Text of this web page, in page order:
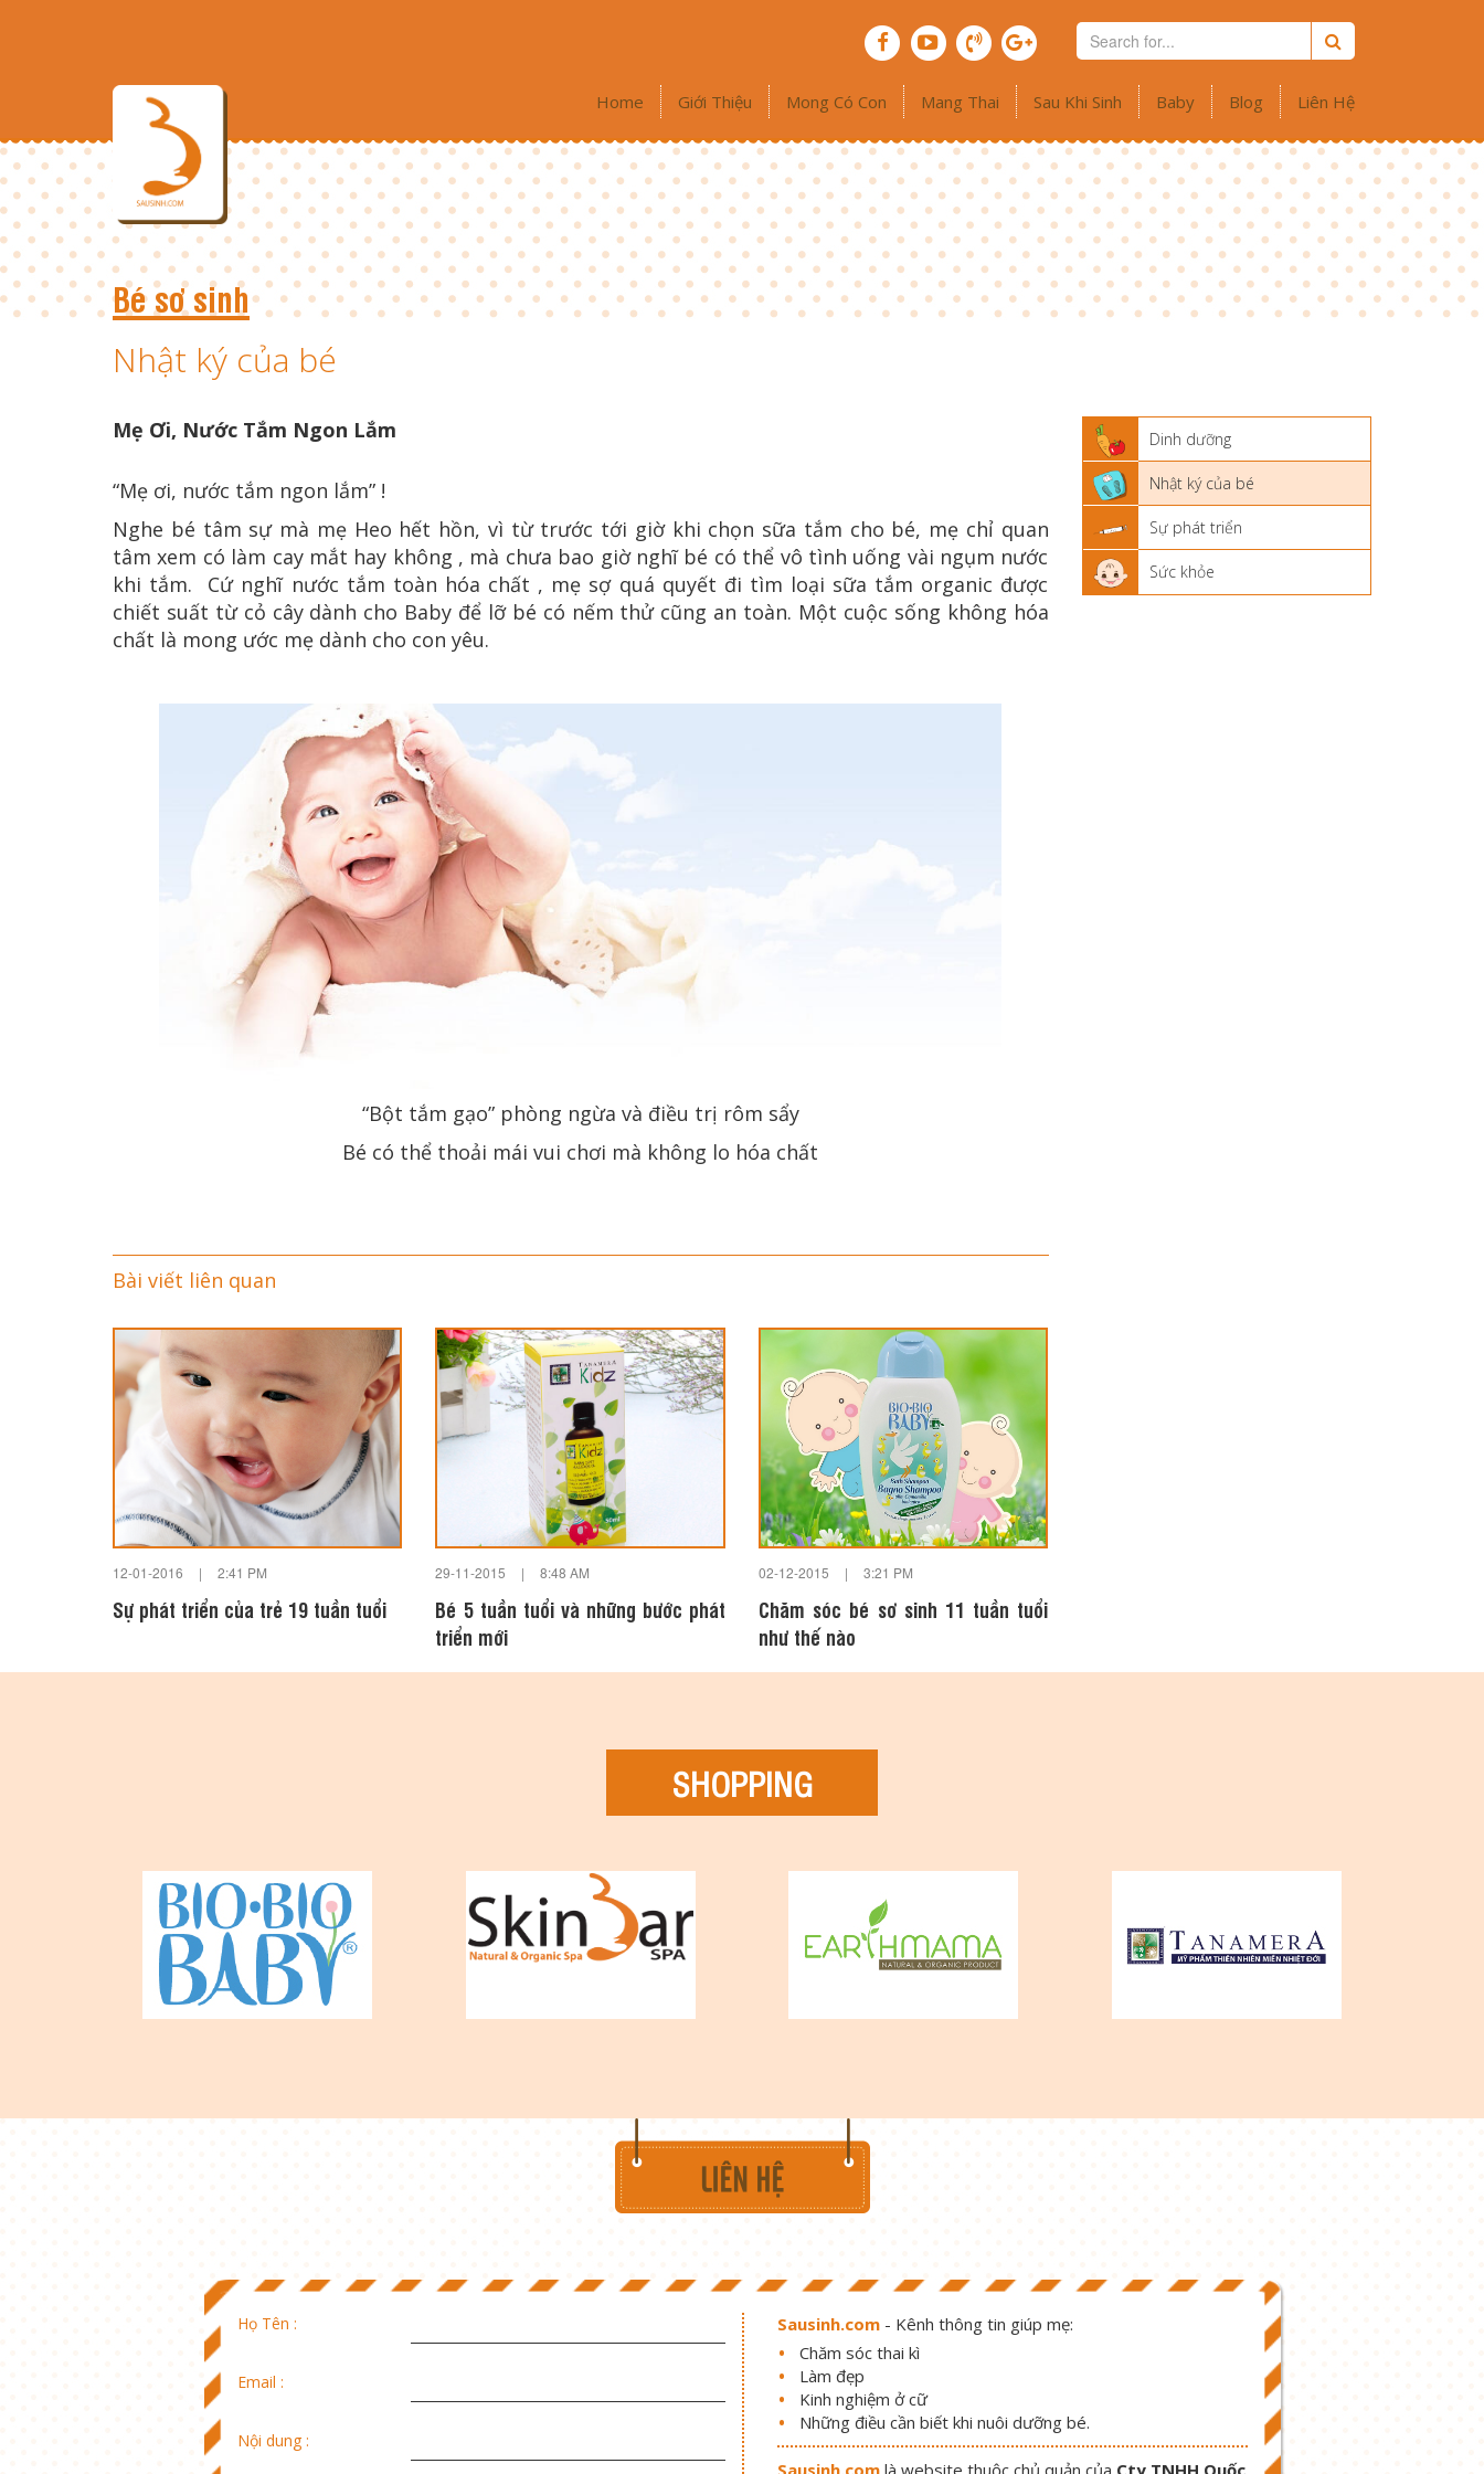
Home Giới Thiệu Mong Có Con Mang Thai Sau Khi Sinh Baby Blog Liên Hệ
Bé sơ sinh
Nhật ký của bé
Mẹ Ơi, Nước Tắm Ngon Lắm
“Mẹ ơi, nước tắm ngon lắm” !
Nghe bé tâm sự mà mẹ Heo hết hồn, vì từ trước tới giờ khi chọn sữa tắm cho bé, mẹ chỉ quan
tâm xem có làm cay mắt hay không , mà chưa bao giờ nghĩ bé có thể vô tình uống vài ngụm nước
khi tắm. Cứ nghĩ nước tắm toàn hóa chất , mẹ sợ quá quyết đi tìm loại sữa tắm organic được
chiết suất từ cỏ cây dành cho Baby để lỡ bé có nếm thử cũng an toàn. Một cuộc sống không hóa
chất là mong ước mẹ dành cho con yêu.
“Bột tắm gạo” phòng ngừa và điều trị rôm sẩy
Bé có thể thoải mái vui chơi mà không lo hóa chất
Bài viết liên quan
12-01-2016 | 2:41 PM
Sự phát triển của trẻ 19 tuần tuổi
29-11-2015 | 8:48 AM
Bé 5 tuần tuổi và những bước phát
triển mới
02-12-2015 | 3:21 PM
Chăm sóc bé sơ sinh 11 tuần tuổi
như thế nào
Dinh dưỡng
Nhật ký của bé
Sự phát triển
Sức khỏe
SHOPPING
Họ Tên :
Email :
Nội dung :
Sausinh.com - Kênh thông tin giúp mẹ:
Chăm sóc thai kì
Làm đẹp
Kinh nghiệm ở cữ
Những điều cần biết khi nuôi dưỡng bé.